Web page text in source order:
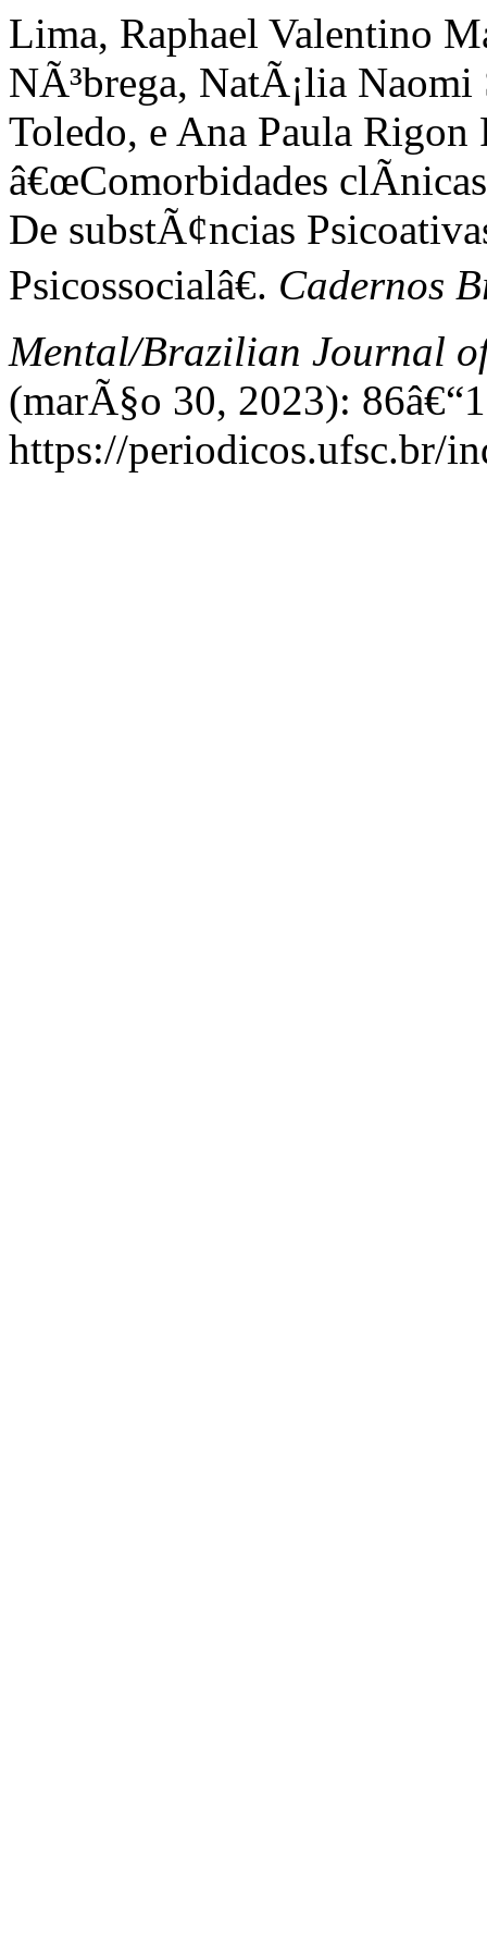
Lima, Raphael Valentino
NÃ³brega, NatÃ¡lia
Toledo, e Ana Paula Rigon
â€œComorbidades
De substÃ¢ncias
Psicossocialâ€. Cadernos
Mental/Brazilian Journal
(marÃ§o 30, 2023):
https://periodicos.ufsc.br/